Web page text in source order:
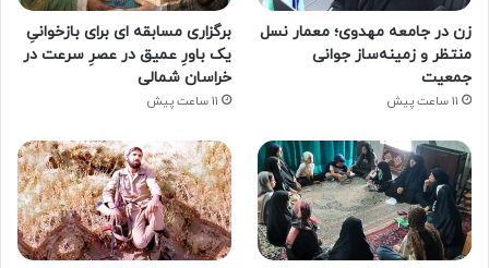
زن در جامعه مهدوی؛ معمار نسل
منتظر و زمینه‌ساز جوانی
جمعیت
11 ساعت پیش
برگزاری مسابقه ای برای بازخوانیِ
یک باورِ عمیق در عصرِ سرعت در
خراسان شمالی
11 ساعت پیش